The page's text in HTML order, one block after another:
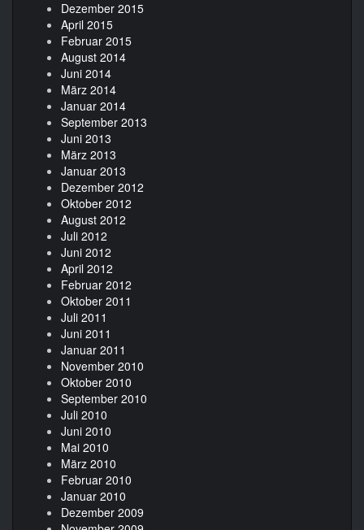
Dezember 2015
April 2015
Februar 2015
August 2014
Juni 2014
März 2014
Januar 2014
September 2013
Juni 2013
März 2013
Januar 2013
Dezember 2012
Oktober 2012
August 2012
Juli 2012
Juni 2012
April 2012
Februar 2012
Oktober 2011
Juli 2011
Juni 2011
Januar 2011
November 2010
Oktober 2010
September 2010
Juli 2010
Juni 2010
Mai 2010
März 2010
Februar 2010
Januar 2010
Dezember 2009